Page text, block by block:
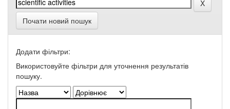
Почати новий пошук
Додати фільтри:
Використовуйте фільтри для уточнення результатів
пошуку.